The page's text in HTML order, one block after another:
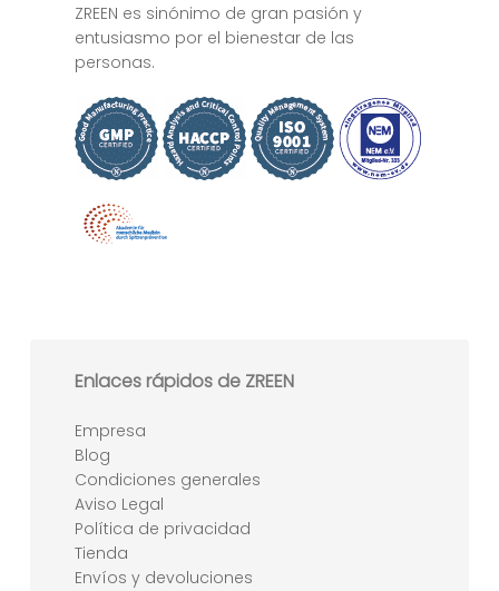
ZREEN es sinónimo de gran pasión y
entusiasmo por el bienestar de las
personas.
Enlaces rápidos de ZREEN
Empresa
Blog
Condiciones generales
Aviso Legal
Política de privacidad
Tienda
Envíos y devoluciones